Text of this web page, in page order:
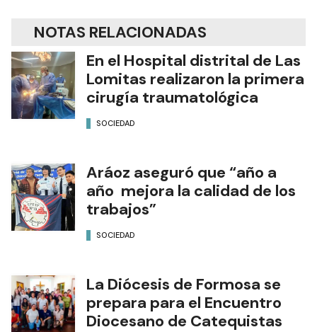
NOTAS RELACIONADAS
En el Hospital distrital de Las
Lomitas realizaron la primera
cirugía traumatológica
SOCIEDAD
Aráoz aseguró que “año a
año mejora la calidad de los
trabajos”
SOCIEDAD
La Diócesis de Formosa se
prepara para el Encuentro
Diocesano de Catequistas